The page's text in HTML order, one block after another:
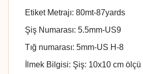
Etiket Metrajı: 80mt-87yards
Şiş Numarası: 5.5mm-US9
Tığ numarası: 5mm-US H-8
İlmek Bilgisi: Şiş: 10x10 cm